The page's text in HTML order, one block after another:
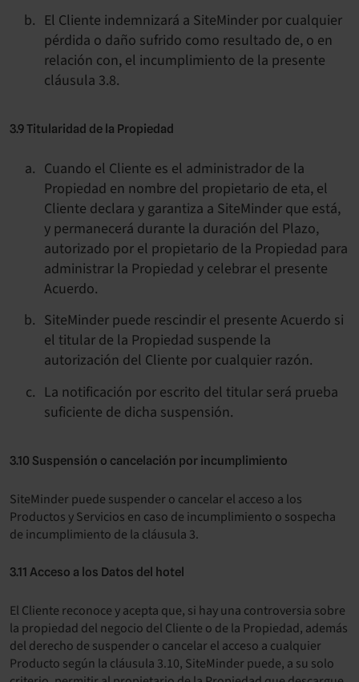
El Cliente indemnizará a SiteMinder por cualquier
pérdida o daño sufrido como resultado de, o en
relación con, el incumplimiento de la presente
cláusula 3.8.
3.9 Titularidad de la Propiedad
Cuando el Cliente es el administrador de la
Propiedad en nombre del propietario de eta, el
Cliente declara y garantiza a SiteMinder que está,
y permanecerá durante la duración del Plazo,
autorizado por el propietario de la Propiedad para
administrar la Propiedad y celebrar el presente
Acuerdo.
SiteMinder puede rescindir el presente Acuerdo si
el titular de la Propiedad suspende la
autorización del Cliente por cualquier razón.
La notificación por escrito del titular será prueba
suficiente de dicha suspensión.
3.10 Suspensión o cancelación por incumplimiento
SiteMinder puede suspender o cancelar el acceso a los
Productos y Servicios en caso de incumplimiento o sospecha
de incumplimiento de la cláusula 3.
3.11 Acceso a los Datos del hotel
El Cliente reconoce y acepta que, si hay una controversia sobre
la propiedad del negocio del Cliente o de la Propiedad, además
del derecho de suspender o cancelar el acceso a cualquier
Producto según la cláusula 3.10, SiteMinder puede, a su solo